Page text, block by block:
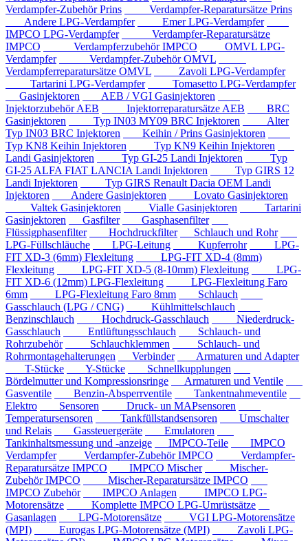
Verdampfer-Zubehör Prins
Verdampfer-Reparatursätze Prins
Andere LPG-Verdampfer
Emer LPG-Verdampfer
IMPCO LPG-Verdampfer
Verdampfer-Reparatursätze
IMPCO
Verdampferzubehör IMPCO
OMVL LPG-
Verdampfer
Verdampfer-Zubehör OMVL
Verdampferreparatursätze OMVL
Zavoli LPG-Verdampfer
Tartarini LPG-Verdampfer
Tomasetto LPG-Verdampfer
Gasinjektoren
AEB / VGI Gasinjektoren
Injektorzubehör AEB
Injektorreparatursätze AEB
BRC
Gasinjektoren
Typ IN03 MY09 BRC Injektoren
Alter
Typ IN03 BRC Injektoren
Keihin / Prins Gasinjektoren
Typ KN8 Keihin Injektoren
Typ KN9 Keihin Injektoren
Landi Gasinjektoren
Typ GI-25 Landi Injektoren
Typ
GI-25 ALFA FIAT LANCIA Landi Injektoren
Typ GIRS 12
Landi Injektoren
Typ GIRS Renault Dacia OEM Landi
Injektoren
Andere Gasinjektoren
Lovato Gasinjektoren
Valtek Gasinjektoren
Vialle Gasinjektoren
Tartarini
Gasinjektoren
Gasfilter
Gasphasenfilter
Flüssigphasenfilter
Hochdruckfilter
Schlauch und Rohr
LPG-Füllschläuche
LPG-Leitung Kupferrohr
LPG-
FIT XD-3 (6mm) Flexleitung
LPG-FIT XD-4 (8mm)
Flexleitung
LPG-FIT XD-5 (8-10mm) Flexleitung
LPG-
FIT XD-6 (12mm) LPG-Flexleitung
LPG-Flexleitung Faro
6mm
LPG-Flexleitung Faro 8mm
Schlauch
Gasschlauch (LPG / CNG)
Kühlmittelschlauch
Benzinschlauch
Hochdruck-Gasschlauch
Niederdruck-
Gasschlauch
Entlüftungsschlauch
Schlauch- und
Rohrzubehör
Schlauchklemmen
Schlauch- und
Rohrmontagehalterungen
Verbinder
Armaturen und Adapter
T-Stücke
Y-Stücke
Schnellkupplungen
Bördelmutter und Kompressionsringe
Armaturen und Ventile
Gasventile
Benzin-Absperrventile
Tankentnahmeventile
Elektro
Sensoren
Druck- un MAPsensoren
Temperatursensoren
Tankfüllstandsensoren
Umschalter
und Relais
Gassteuergeräte
Emulatoren
Tankinhaltsmessung und -anzeige
IMPCO-Teile
IMPCO
Verdampfer
Verdampfer-Zubehör IMPCO
Verdampfer-
Reparatursätze IMPCO
IMPCO Mischer
Mischer-
Zubehör IMPCO
Mischer-Reparatursätze IMPCO
IMPCO Zubehör
IMPCO Anlagen
IMPCO LPG-
Motorensätze
Komplette IMPCO LPG-Umrüstsätze
Gasanlagen
LPG-Motorensätze
VGI LPG-Motorensätze
(MPI)
Eurogas LPG-Motorensätze (MPI)
Zavoli LPG-